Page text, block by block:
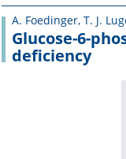
Archiv
Supplements
Supplements
A. Foedinger, T. J.
Glucose-6-
deficiency